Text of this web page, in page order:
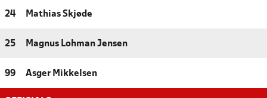
24 Mathias Skjøde
25 Magnus Lohman Jensen
99 Asger Mikkelsen